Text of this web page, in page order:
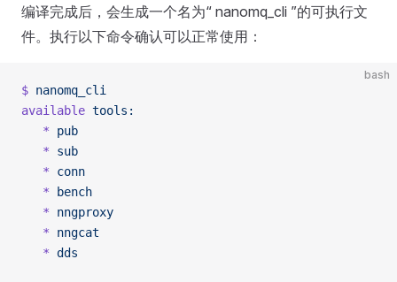
编译完成后，会生成一个名为“ nanomq_cli ”的可执行文
件。执行以下命令确认可以正常使用：
bash
$ nanomq_cli
available tools:
   *
pub
   *
sub
   *
conn
   *
bench
   *
nngproxy
   *
nngcat
   *
dds